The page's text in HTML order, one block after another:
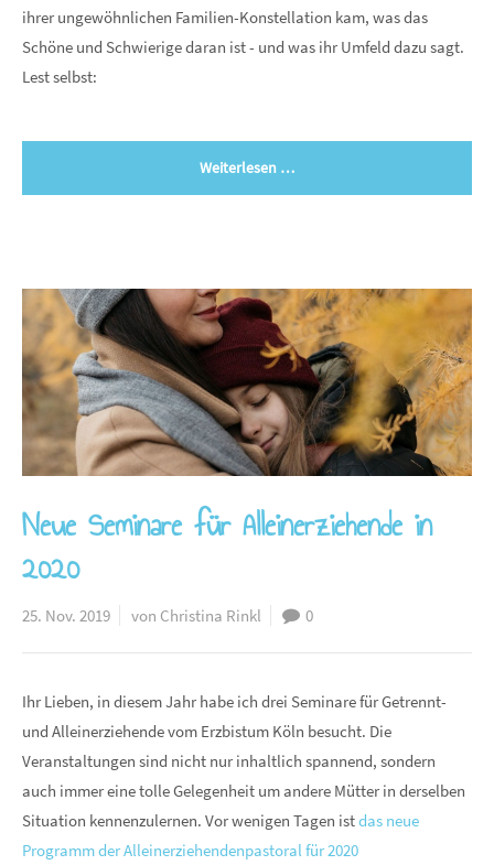
ihrer ungewöhnlichen Familien-Konstellation kam, was das
Schöne und Schwierige daran ist - und was ihr Umfeld dazu sagt.
Lest selbst:
Weiterlesen …
Neue Seminare für Alleinerziehende in
2020
25. Nov. 2019 von Christina Rinkl 0
Ihr Lieben, in diesem Jahr habe ich drei Seminare für Getrennt-
und Alleinerziehende vom Erzbistum Köln besucht. Die
Veranstaltungen sind nicht nur inhaltlich spannend, sondern
auch immer eine tolle Gelegenheit um andere Mütter in derselben
Situation kennenzulernen. Vor wenigen Tagen istdas neue
Programm der Alleinerziehendenpastoral für 2020